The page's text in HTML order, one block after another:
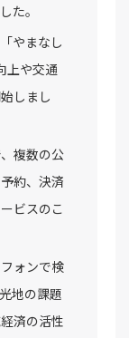
た。
やまなし
上や交通
しまし
複数の公
約、決済
ビスのこ
ォンで検
地の課題
済の活性